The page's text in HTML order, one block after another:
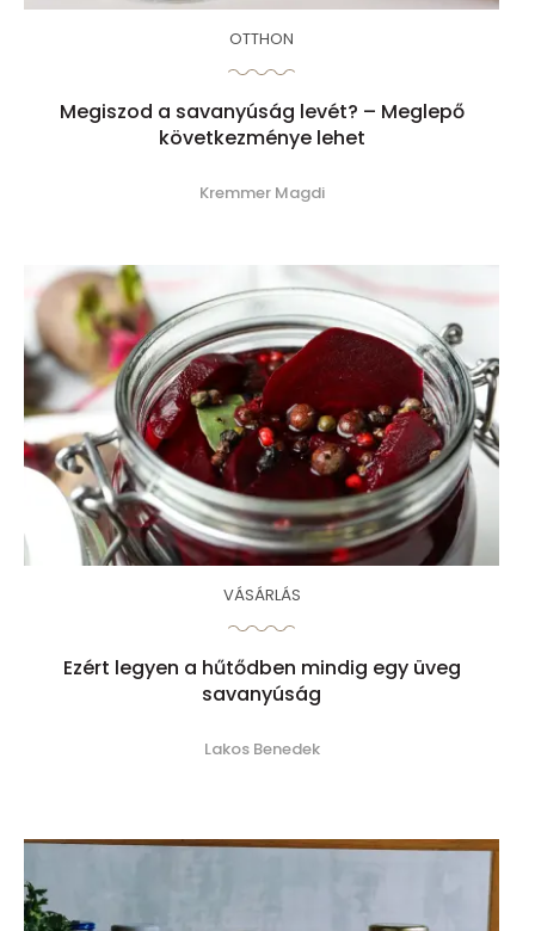
OTTHON
Megiszod a savanyúság levét? – Meglepő
következménye lehet
Kremmer Magdi
VÁSÁRLÁS
Ezért legyen a hűtődben mindig egy üveg
savanyúság
Lakos Benedek